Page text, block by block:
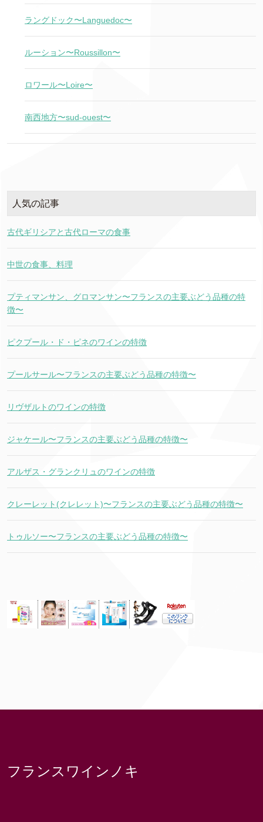
ラングドック〜Languedoc〜
ルーション〜Roussillon〜
ロワール〜Loire〜
南西地方〜sud-ouest〜
人気の記事
古代ギリシアと古代ローマの食事
中世の食事、料理
プティマンサン、グロマンサン〜フランスの主要ぶどう品種の特
徴〜
ピクプール・ド・ピネのワインの特徴
プールサール〜フランスの主要ぶどう品種の特徴〜
リヴザルトのワインの特徴
ジャケール〜フランスの主要ぶどう品種の特徴〜
アルザス・グランクリュのワインの特徴
クレーレット(クレレット)〜フランスの主要ぶどう品種の特徴〜
トゥルソー〜フランスの主要ぶどう品種の特徴〜
フランスワインノキ